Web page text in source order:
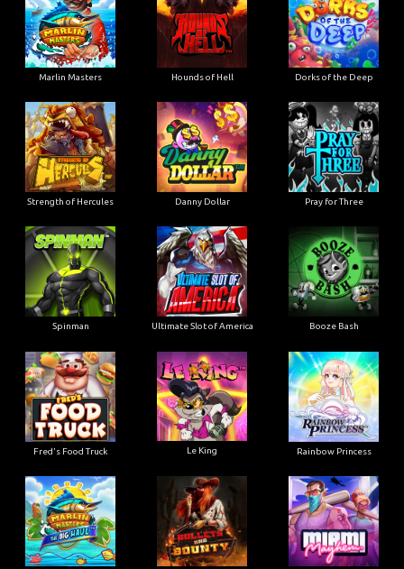
Marlin Masters Hounds of Hell Dorks of the Deep
Strength of Hercules Danny Dollar Pray for Three
Spinman Ultimate Slot of America Booze Bash
Fred's Food Truck Le King Rainbow Princess